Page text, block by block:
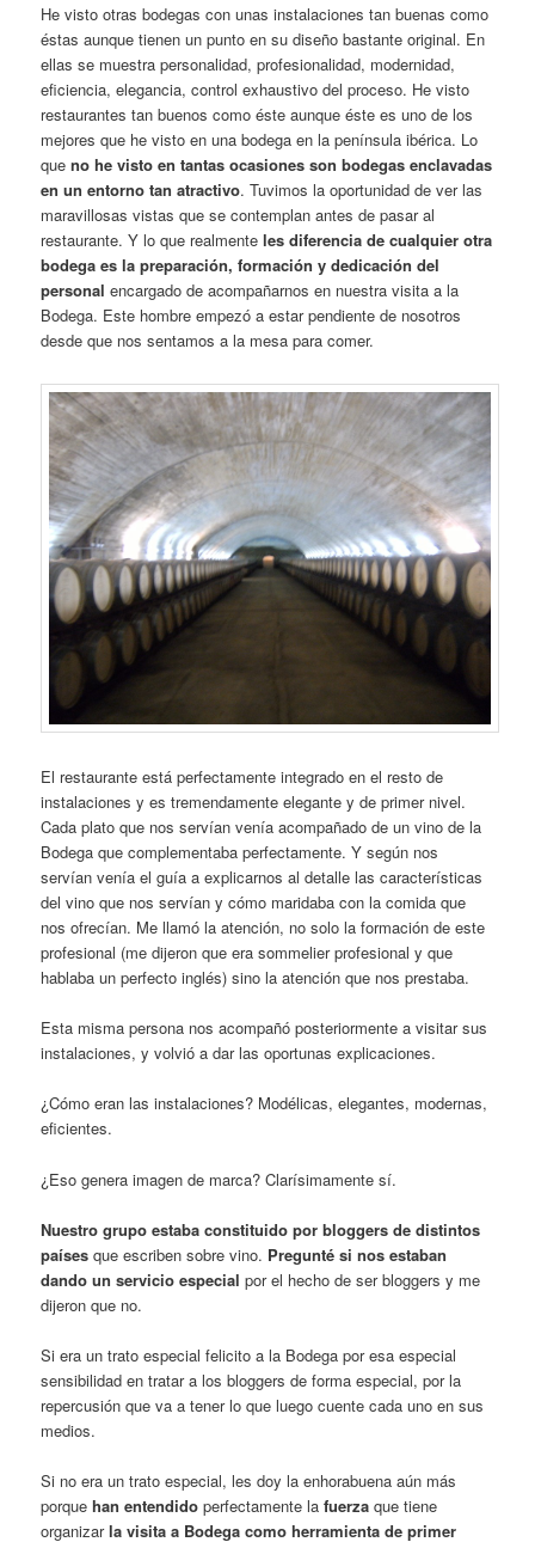
He visto otras bodegas con unas instalaciones tan buenas como
éstas aunque tienen un punto en su diseño bastante original. En
ellas se muestra personalidad, profesionalidad, modernidad,
eficiencia, elegancia, control exhaustivo del proceso. He visto
restaurantes tan buenos como éste aunque éste es uno de los
mejores que he visto en una bodega en la península ibérica. Lo
queno he visto en tantas ocasiones son bodegas enclavadas
en un entorno tan atractivo. Tuvimos la oportunidad de ver las
maravillosas vistas que se contemplan antes de pasar al
restaurante. Y lo que realmenteles diferencia de cualquier otra
bodega es la preparación, formación y dedicación del
personal encargado de acompañarnos en nuestra visita a la
Bodega. Este hombre empezó a estar pendiente de nosotros
desde que nos sentamos a la mesa para comer.
El restaurante está perfectamente integrado en el resto de
instalaciones y es tremendamente elegante y de primer nivel.
Cada plato que nos servían venía acompañado de un vino de la
Bodega que complementaba perfectamente. Y según nos
servían venía el guía a explicarnos al detalle las características
del vino que nos servían y cómo maridaba con la comida que
nos ofrecían. Me llamó la atención, no solo la formación de este
profesional (me dijeron que era sommelier profesional y que
hablaba un perfecto inglés) sino la atención que nos prestaba.
Esta misma persona nos acompañó posteriormente a visitar sus
instalaciones, y volvió a dar las oportunas explicaciones.
¿Cómo eran las instalaciones? Modélicas, elegantes, modernas,
eficientes.
¿Eso genera imagen de marca? Clarísimamente sí.
Nuestro grupo estaba constituido por bloggers de distintos
países que escriben sobre vino. Pregunté si nos estaban
dando un servicio especial por el hecho de ser bloggers y me
dijeron que no.
Si era un trato especial felicito a la Bodega por esa especial
sensibilidad en tratar a los bloggers de forma especial, por la
repercusión que va a tener lo que luego cuente cada uno en sus
medios.
Si no era un trato especial, les doy la enhorabuena aún más
porquehan entendido perfectamente lafuerza que tiene
organizarla visita a Bodega como herramienta de primer